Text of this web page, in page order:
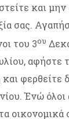
και μην
σας.
του 3ου
αφήστε
φερθείτε
Ένώ όλοι
οικονομικά